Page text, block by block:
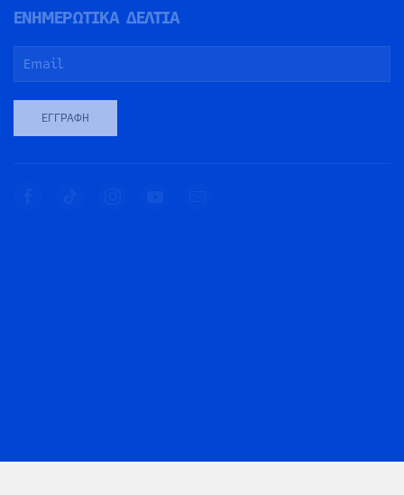
ΕΝΗΜΕΡΩΤΙΚΑ ΔΕΛΤΙΑ
ΕΓΓΡΑΦΉ